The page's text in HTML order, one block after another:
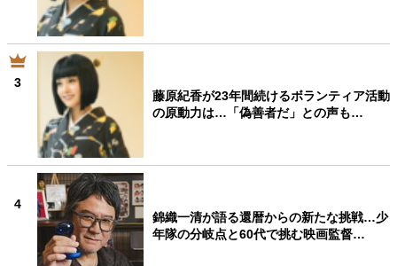
3
藤原紀香が23年間続けるボランティア活動
の原動力は…「偽善者だ」との声も…
4
錦織一清が語る還暦からの新たな挑戦…少
年隊の分岐点と60代で挑む映画監督…